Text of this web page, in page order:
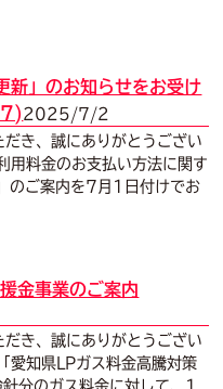
新」のお知らせをお受け
2025/7/2
き、誠にありがとうござい
料金のお支払い方法に関す
のご案内を7月1日付けでお
金事業のご案内
き、誠にありがとうござい
知県LPガス料金高騰対策
分のガス料金に対して、1